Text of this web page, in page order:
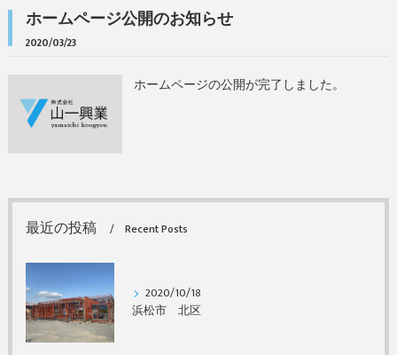
ホームページ公開のお知らせ
2020/03/23
ホームページの公開が完了しました。
最近の投稿 Recent Posts
2020/10/18
浜松市 北区